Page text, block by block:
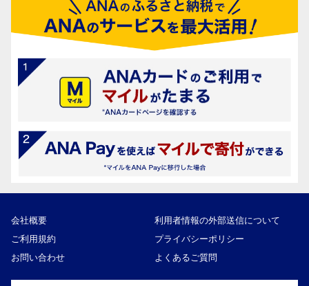
会社概要
利用者情報の外部送信について
ご利用規約
プライバシーポリシー
お問い合わせ
よくあるご質問